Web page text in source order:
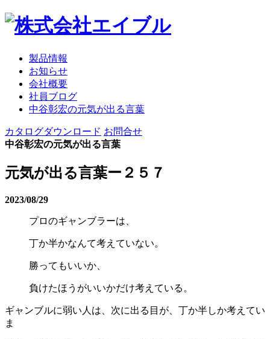
製品情報
お知らせ
会社概要
社員ブログ
中谷彰宏の元気が出る言葉
カタログダウンロード お問合せ
中谷彰宏の元気が出る言葉
元気が出る言葉ー２５７
2023/08/29
プロのギャンブラーは、
丁か半かなんて考えていない。
勝ってもいいか、
負けたほうがいいかだけ考えている。
ギャンブルに弱い人は、次に出る目が、丁か半しか考えてい
ま